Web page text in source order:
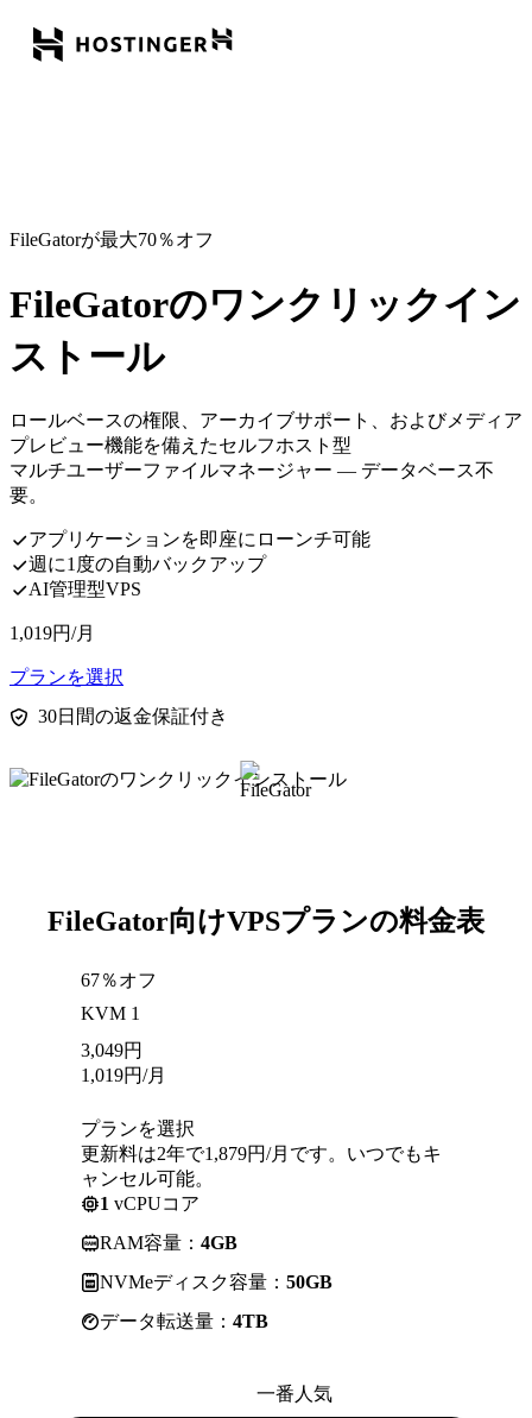
FileGatorが最大70％オフ
FileGatorのワンクリックイン
ストール
ロールベースの権限 、アーカイブサポート
、およびメディア
プレビュー機能を備えたセルフホスト型
マルチユーザーファイルマネージャー — データベース不
要。
アプリケーションを即座にローンチ可能
週に1度の自動バックアップ
AI管理型VPS
1,019円/月
プランを選択
30日間の返金保証付き
FileGator向けVPSプランの料金表
67％オフ
KVM 1
3,049円
1,019円/月
プランを選択
更新料は2年で1,879円/月です。いつでもキ
ャンセル可能。
1 vCPUコア
RAM容量： 4GB
NVMeディスク容量： 50GB
データ転送量： 4TB
一番人気